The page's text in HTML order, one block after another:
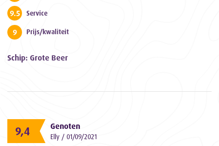
9.5 Service
9 Prijs/kwaliteit
Schip: Grote Beer
9,4 Genoten
Elly / 01/09/2021